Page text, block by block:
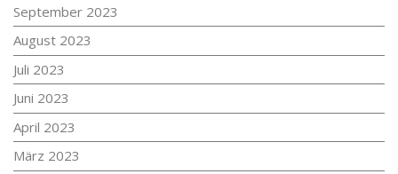
September 2023
August 2023
Juli 2023
Juni 2023
April 2023
März 2023